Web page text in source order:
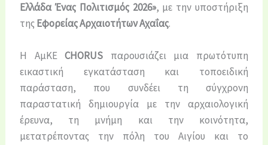
Ελλάδα Ένας Πολιτισμός 2026», με την υποστήριξη
τηςΕφορείας Αρχαιοτήτων Αχαΐας.
Η ΑμΚΕCHORUS παρουσιάζει μια πρωτότυπη
εικαστική εγκατάσταση και τοποειδική
παράσταση, που συνδέει τη σύγχρονη
παραστατική δημιουργία με την αρχαιολογική
έρευνα, τη μνήμη και την κοινότητα,
μετατρέποντας την πόλη του Αιγίου και το